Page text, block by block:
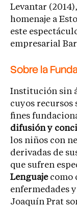
Levantar
homenaje a
este
empresarial
Sobre la
Institución sin
cuyos recursos
fines
difusión y
los niños con
derivadas de
que sufren
Lenguajecomo
enfermedades
Joaquín Prat